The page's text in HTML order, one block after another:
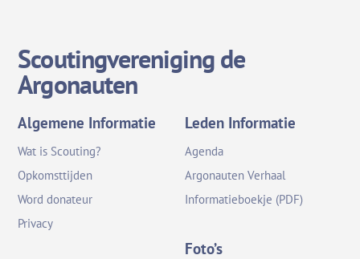
Scoutingvereniging de
Argonauten
Algemene Informatie
Wat is Scouting?
Opkomsttijden
Word donateur
Privacy
Leden Informatie
Agenda
Argonauten Verhaal
Informatieboekje (PDF)
Foto’s